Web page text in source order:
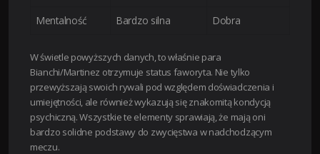
Mentalność Bardzo silna Dobra
W świetle powyższych danych, to właśnie para
Bianchi/Martinez otrzymuje status faworyta. Nie tylko
przewyższają swoich rywali pod względem doświadczenia i
umiejętności, ale również wykazują się znakomitą kondycją
psychiczną. Wszystkie te elementy sprawiają, że mają oni
bardzo solidne podstawy do zwycięstwa w nadchodzącym
meczu.